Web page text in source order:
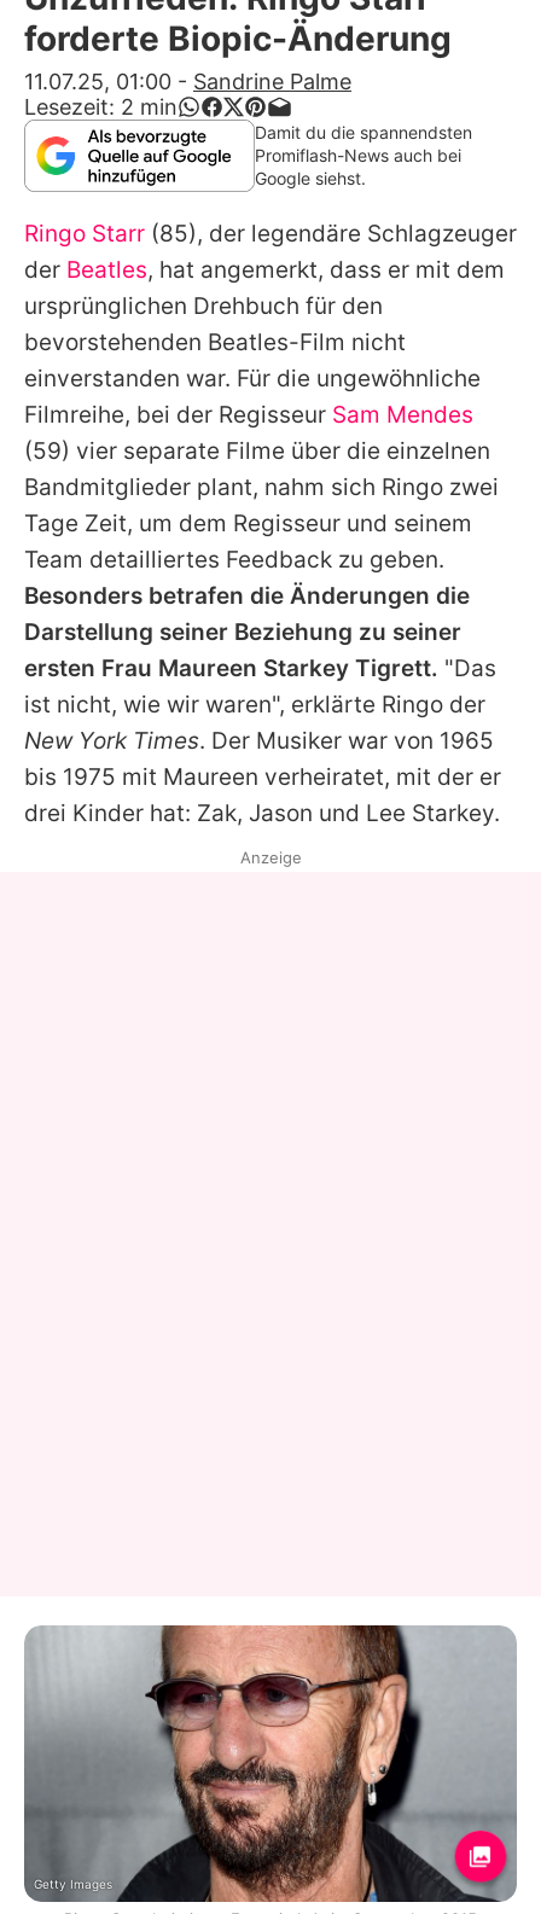
Alle Themen auf Promiflash
App runterladen
Team
Redaktionelle Richtlinien
Impressum
Nutzungsbedingungen
Utiq verwalten
forderte Biopic-Änderung
11.07.25, 01:00 - Sandrine Palme
Lesezeit: 2 min
Damit du die spannendsten
Promiflash-News auch bei
Google siehst.
Ringo Starr (85), der legendäre Schlagzeuger
der Beatles, hat angemerkt, dass er mit dem
ursprünglichen Drehbuch für den
bevorstehenden Beatles-Film nicht
einverstanden war. Für die ungewöhnliche
Filmreihe, bei der Regisseur Sam Mendes
(59) vier separate Filme über die einzelnen
Bandmitglieder plant, nahm sich Ringo zwei
Tage Zeit, um dem Regisseur und seinem
Team detailliertes Feedback zu geben.
Besonders betrafen die Änderungen die
Darstellung seiner Beziehung zu seiner
ersten Frau Maureen Starkey Tigrett. "Das
ist nicht, wie wir waren", erklärte Ringo der
New York Times. Der Musiker war von 1965
bis 1975 mit Maureen verheiratet, mit der er
drei Kinder hat: Zak, Jason und Lee Starkey.
Anzeige
Getty Images